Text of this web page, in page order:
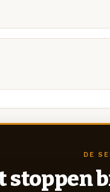
DE
stoppen